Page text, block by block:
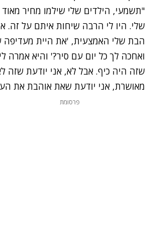
"תשמעי, הילדים שלי שילמו מחיר
שלי. היו לי הרבה שיחות איתם על זה.
הבת שלי האמצעית, 'את היית מעדיפה
ואחכה לך כל יום עם סיר?' והיא אמרה
שזה היה כיף. אבל לא, אני יודעת שזה
מאושרת, אני יודעת שאת אוהבת את
פרסומת